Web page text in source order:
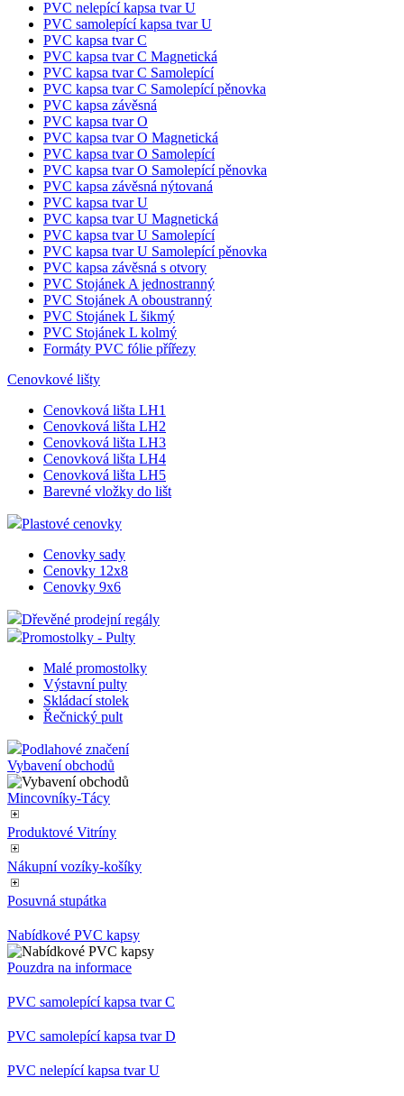
PVC nelepící kapsa tvar U
PVC samolepící kapsa tvar U
PVC kapsa tvar C
PVC kapsa tvar C Magnetická
PVC kapsa tvar C Samolepící
PVC kapsa tvar C Samolepící pěnovka
PVC kapsa závěsná
PVC kapsa tvar O
PVC kapsa tvar O Magnetická
PVC kapsa tvar O Samolepící
PVC kapsa tvar O Samolepící pěnovka
PVC kapsa závěsná nýtovaná
PVC kapsa tvar U
PVC kapsa tvar U Magnetická
PVC kapsa tvar U Samolepící
PVC kapsa tvar U Samolepící pěnovka
PVC kapsa závěsná s otvory
PVC Stojánek A jednostranný
PVC Stojánek A oboustranný
PVC Stojánek L šikmý
PVC Stojánek L kolmý
Formáty PVC fólie přířezy
Cenovkové lišty
Cenovková lišta LH1
Cenovková lišta LH2
Cenovková lišta LH3
Cenovková lišta LH4
Cenovková lišta LH5
Barevné vložky do lišt
Plastové cenovky
Cenovky sady
Cenovky 12x8
Cenovky 9x6
Dřevěné prodejní regály
Promostolky - Pulty
Malé promostolky
Výstavní pulty
Skládací stolek
Řečnický pult
Podlahové značení
Vybavení obchodů
Mincovníky-Tácy
Produktové Vitríny
Nákupní vozíky-košíky
Posuvná stupátka
Nabídkové PVC kapsy
Pouzdra na informace
PVC samolepící kapsa tvar C
PVC samolepící kapsa tvar D
PVC nelepící kapsa tvar U